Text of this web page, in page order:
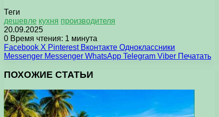
Теги
дешевле кухня производителя
20.09.2025
0 Время чтения: 1 минута
Facebook X Pinterest Вконтакте Одноклассники
Messenger Messenger WhatsApp Telegram Viber Печатать
ПОХОЖИЕ СТАТЬИ